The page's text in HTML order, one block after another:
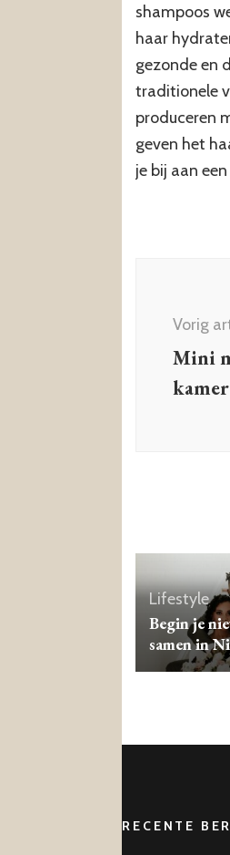
shampoos
haar
gezonde en
traditionele
produceren
geven het
je bij aan
Vorig
Mini
Lifestyle
Begin je
samen in
RECENTE